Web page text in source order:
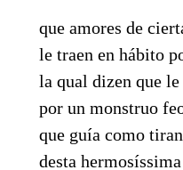
que amores de
le traen en hábito
la qual dizen que le
por un monstruo
que guía como
desta